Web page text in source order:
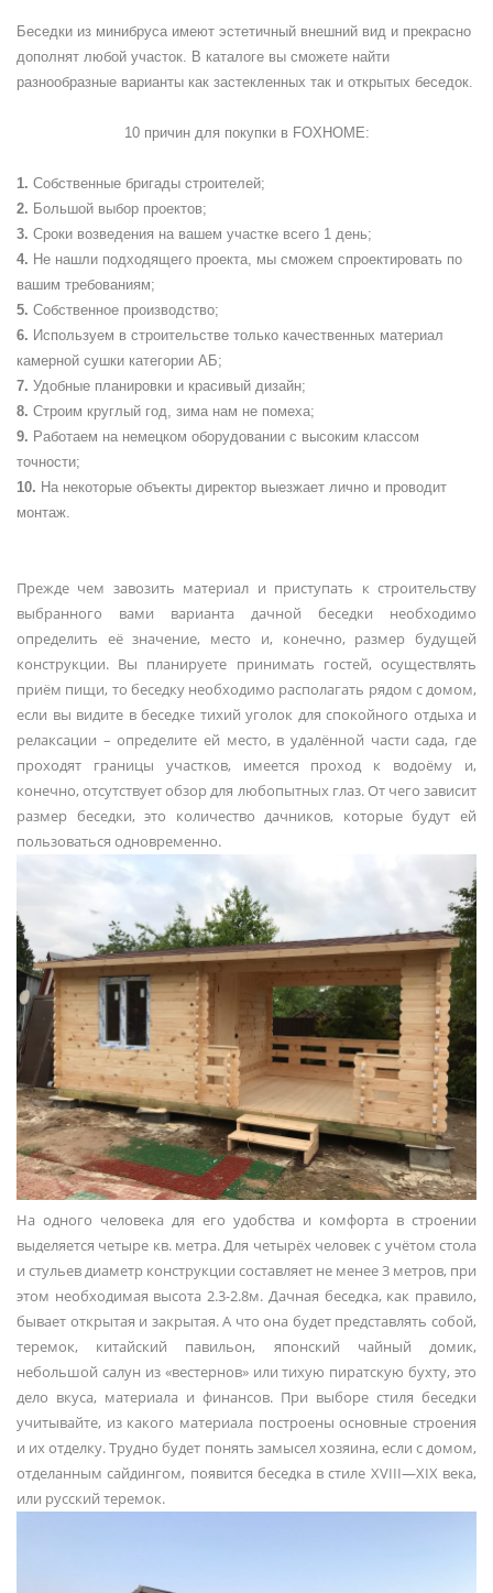
Беседки из минибруса имеют эстетичный внешний вид и прекрасно
дополнят любой участок. В каталоге вы сможете найти
разнообразные варианты как застекленных так и открытых беседок.
10 причин для покупки в FOXHOME:
Собственные бригады строителей;
Большой выбор проектов;
Сроки возведения на вашем участке всего 1 день;
Не нашли подходящего проекта, мы сможем спроектировать по
вашим требованиям;
Собственное производство;
Используем в строительстве только качественных материал
камерной сушки категории АБ;
Удобные планировки и красивый дизайн;
Строим круглый год, зима нам не помеха;
Работаем на немецком оборудовании с высоким классом
точности;
На некоторые объекты директор выезжает лично и проводит
монтаж.
Прежде чем завозить материал и приступать к строительству
выбранного вами варианта дачной беседки необходимо
определить её значение, место и, конечно, размер будущей
конструкции. Вы планируете принимать гостей, осуществлять
приём пищи, то беседку необходимо располагать рядом с домом,
если вы видите в беседке тихий уголок для спокойного отдыха и
релаксации – определите ей место, в удалённой части сада, где
проходят границы участков, имеется проход к водоёму и,
конечно, отсутствует обзор для любопытных глаз. От чего зависит
размер беседки, это количество дачников, которые будут ей
пользоваться одновременно.
На одного человека для его удобства и комфорта в строении
выделяется четыре кв. метра. Для четырёх человек с учётом стола
и стульев диаметр конструкции составляет не менее 3 метров, при
этом необходимая высота 2.3-2.8м. Дачная беседка, как правило,
бывает открытая и закрытая. А что она будет представлять собой,
теремок, китайский павильон, японский чайный домик,
небольшой салун из «вестернов» или тихую пиратскую бухту, это
дело вкуса, материала и финансов. При выборе стиля беседки
учитывайте, из какого материала построены основные строения
и их отделку. Трудно будет понять замысел хозяина, если с домом,
отделанным сайдингом, появится беседка в стиле XVIII—XIX века,
или русский теремок.